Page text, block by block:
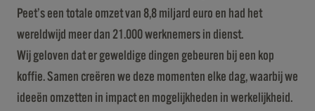
Peet’s een totale omzet van 8,8 miljard euro en had het
wereldwijd meer dan 21.000 werknemers in dienst.
Wij geloven dat er geweldige dingen gebeuren bij een kop
koffie. Samen creëren we deze momenten elke dag, waarbij we
ideeën omzetten in impact en mogelijkheden in werkelijkheid.